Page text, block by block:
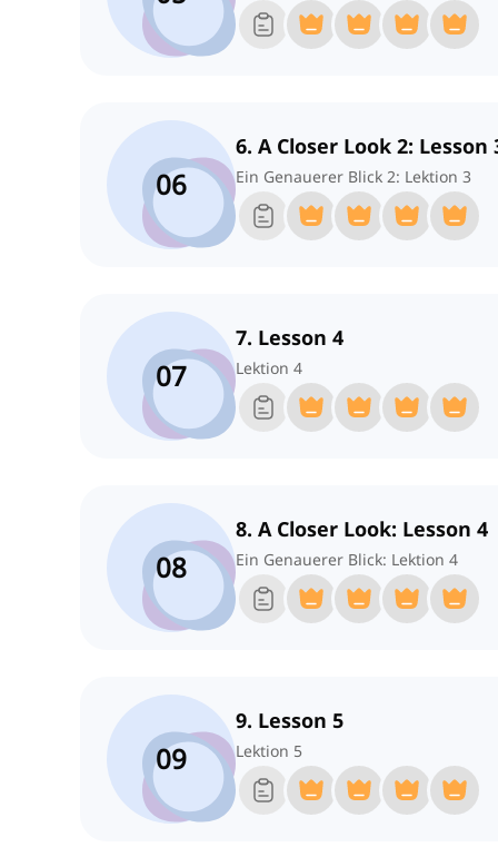
06
6. A Closer Look 2: Lesson
Ein Genauerer Blick 2: Lektion 3
07
7. Lesson 4
Lektion 4
08
8. A Closer Look: Lesson 4
Ein Genauerer Blick: Lektion 4
09
9. Lesson 5
Lektion 5